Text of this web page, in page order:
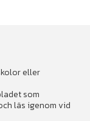
eller
som
läs igenom vid